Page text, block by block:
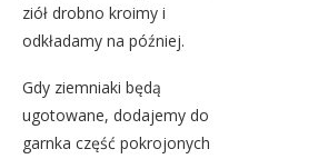
ziół drobno kroimy i
odkładamy na później.
Gdy ziemniaki będą
ugotowane, dodajemy do
garnka część pokrojonych